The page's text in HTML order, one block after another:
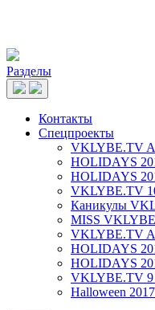
Разделы
Контакты
Спецпроекты
VKLYBE.TV
HOLIDAYS
HOLIDAYS
VKLYBE.TV
Каникулы
MISS
VKLYBE.TV
HOLIDAYS
HOLIDAYS
VKLYBE.TV 9
Halloween 2017